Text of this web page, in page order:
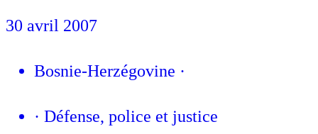
30 avril 2007
Bosnie-Herzégovine ·
· Défense, police et justice